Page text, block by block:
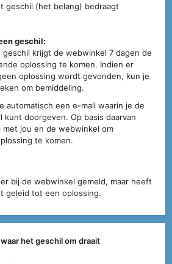
geschil (het belang) bedraagt
geschil:
krijgt de webwinkel 7 dagen de
oplossing te komen. Indien er
oplossing wordt gevonden, kun je
om bemiddeling.
automatisch een e-mail waarin je de
kunt doorgeven. Op basis daarvan
jou en de webwinkel om
te komen.
bij de webwinkel gemeld, maar heeft
geleid tot een oplossing.
het geschil om draait